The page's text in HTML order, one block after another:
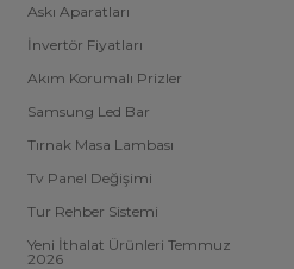
Askı Aparatları
İnvertör Fiyatları
Akım Korumalı Prizler
Samsung Led Bar
Tırnak Masa Lambası
Tv Panel Değişimi
Tur Rehber Sistemi
Yeni İthalat Ürünleri Temmuz
2026